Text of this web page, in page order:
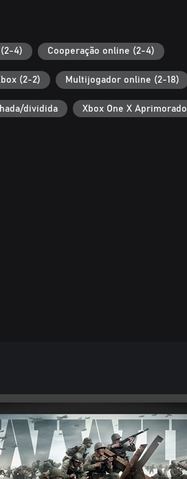
4) Cooperação online (2-4)
(2-2) Multijogador online (2-18)
dividida Xbox One X Aprimorado